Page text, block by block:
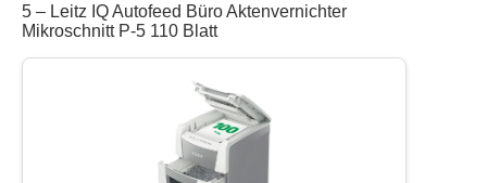
5 – Leitz IQ Autofeed Büro Aktenvernichter
Mikroschnitt P-5 110 Blatt